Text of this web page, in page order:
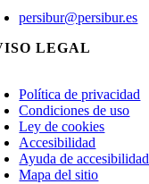
persibur@persibur.es
LEGAL
Política de privacidad
Condiciones de uso
Ley de cookies
Accesibilidad
Ayuda de accesibilidad
Mapa del sitio